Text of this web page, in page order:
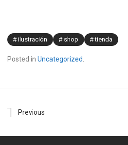
ilustración shop tienda
Posted in Uncategorized
Previous